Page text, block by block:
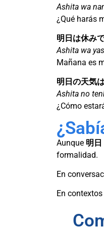
Ashita wa
¿Qué harás
明日は休みで
Ashita wa
Mañana es
明日の天気
Ashita no
¿Cómo
Aunque 明日
formalidad.
En
En